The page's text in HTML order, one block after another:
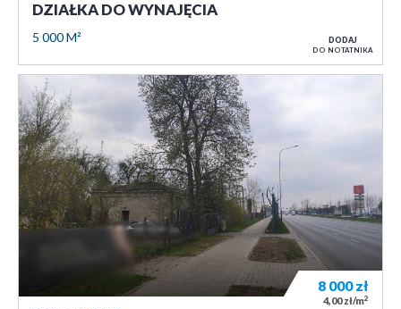
DZIAŁKA DO WYNAJĘCIA
5 000 M² DODAJ
DO NOTATNIKA
8 000zł
4,00 zł/m2